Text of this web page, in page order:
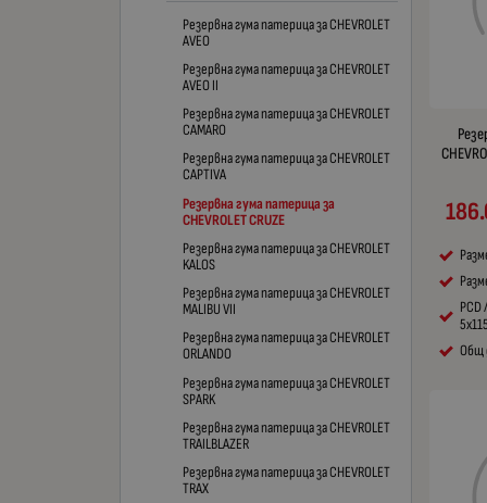
Общ
Резервна гума патерица за CHEVROLET
AVEO
Резервна гума патерица за CHEVROLET
AVEO II
Резервна гума патерица за CHEVROLET
CAMARO
Резервна гума патерица за CHEVROLET
CAPTIVA
Резервна гума патерица за
CHEVROLET CRUZE
Резервна гума патерица за CHEVROLET
KALOS
Резервна гума патерица за CHEVROLET
MALIBU VII
Резервна гума патерица за CHEVROLET
ORLANDO
Резервна гума патерица за CHEVROLET
SPARK
Резервна гума патерица за CHEVROLET
TRAILBLAZER
Резервна гума патерица за CHEVROLET
TRAX